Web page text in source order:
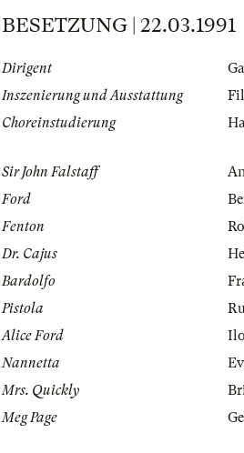
BESETZUNG | 22.03.1991
Dirigent
Inszenierung und Ausstattung
Choreinstudierung
Sir John Falstaff
Ford
Fenton
Dr. Cajus
Bardolfo
Pistola
Alice Ford
Nannetta
Mrs. Quickly
Meg Page